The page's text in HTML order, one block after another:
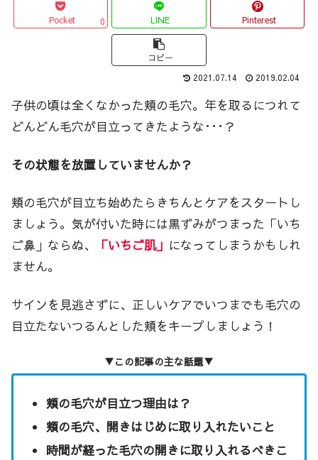
Pocket 0 LINE Pinterest
コピー
2021.07.14
2019.02.04
子供の頃は全くなかった頬の毛穴。年を取るにつれて
どんどん毛穴が目立ってきたような･･･？
その状態を放置していませんか？
頬の毛穴が目立ち始めたらきちんとケアをスタートし
ましょう。気が付いた時には黒ずみがつまった「いち
ご鼻」ならぬ、
「いちご肌」 になってしまうかもしれ
ません。
サインを見逃さずに、正しいケアでいつまでも毛穴の
目立たないつるんとした頬をキープしましょう！
▼この記事の主な話題▼
頬の毛穴が目立つ理由は？
頬の毛穴、開きはじめに取り入れたいこと
時間が経った毛穴の開きに取り入れるべきこ